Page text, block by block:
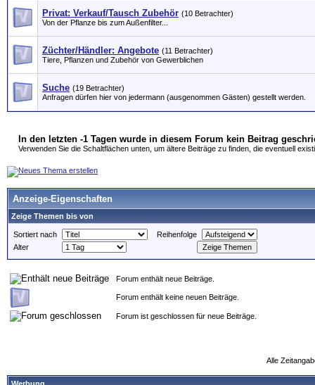
Privat: Verkauf/Tausch Zubehör (10 Betrachter)
Von der Pflanze bis zum Außenfilter...
Züchter/Händler: Angebote (11 Betrachter)
Tiere, Pflanzen und Zubehör von Gewerblichen
Suche (19 Betrachter)
Anfragen dürfen hier von jedermann (ausgenommen Gästen) gestellt werden.
In den letzten -1 Tagen wurde in diesem Forum kein Beitrag
Verwenden Sie die Schaltflächen unten, um ältere Beiträge zu finden, die eventuell
Anzeige-Eigenschaften
Zeige Themen bis von
Sortiert nach
Reihenfolge
Alter
Forum enthält neue Beiträge.
Forum enthält keine neuen Beiträge.
Forum ist geschlossen für neue Beiträge.
Alle